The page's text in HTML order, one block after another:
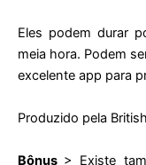
Eles podem durar
meia hora. Podem
excelente app para
Produzido pela
Bônus > Existe